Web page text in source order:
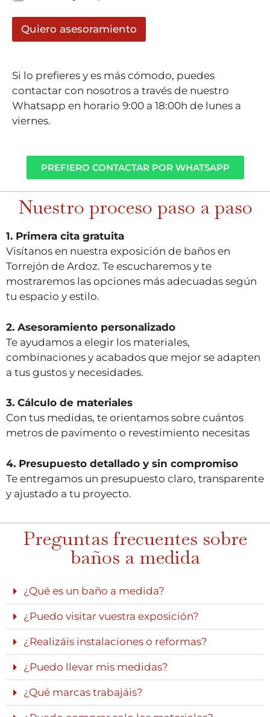
Quiero asesoramiento
Si lo prefieres y es más cómodo, puedes
contactar con nosotros a través de nuestro
Whatsapp en horario 9:00 a 18:00h de lunes a
viernes.
PREFIERO CONTACTAR POR WHATSAPP
Nuestro proceso paso a paso
1. Primera cita gratuita
Visítanos en nuestra exposición de baños en
Torrejón de Ardoz. Te escucharemos y te
mostraremos las opciones más adecuadas según
tu espacio y estilo.
2. Asesoramiento personalizado
Te ayudamos a elegir los materiales,
combinaciones y acabados que mejor se adapten
a tus gustos y necesidades.
3. Cálculo de materiales
Con tus medidas, te orientamos sobre cuántos
metros de pavimento o revestimiento necesitas
4. Presupuesto detallado y sin compromiso
Te entregamos un presupuesto claro, transparente
y ajustado a tu proyecto.
Preguntas frecuentes sobre
baños a medida
¿Qué es un baño a medida?
¿Puedo visitar vuestra exposición?
¿Realizáis instalaciones o reformas?
¿Puedo llevar mis medidas?
¿Qué marcas trabajáis?